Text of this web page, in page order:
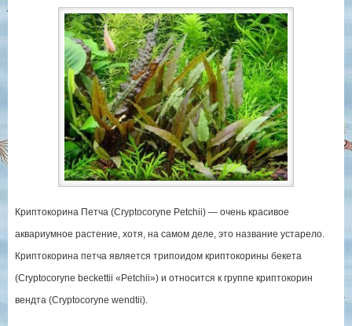
Криптокорина Петча (Cryptocoryne Petchii) — очень красивое
аквариумное растение, хотя, на самом деле, это название устарело.
Криптокорина петча является трипоидом криптокорины бекета
(Cryptocoryne beckettii «Petchii») и относится к группе криптокорин
вендта (Cryptocoryne wendtii).